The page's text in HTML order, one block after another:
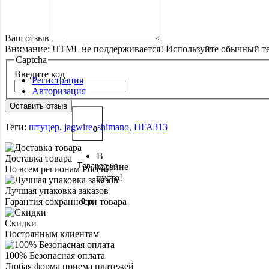
Здравствуйте,
войдите в кабинет
Регистрация
Авторизация
0
Tоваров,на
0р.
В
корзине
пусто!
Ваш отзыв
Внимание: HTML не поддерживается! Используйте обычный
Captcha
Введите код
Оставить отзыв
Теги: штуцер, jagwire,shimano, HFA313
Доставка товара
По всем регионам России
Лучшая упаковка заказов
Гарантия сохранности товара
Скидки
Постоянным клиентам
100% Безопасная оплата
Любая форма приема платежей